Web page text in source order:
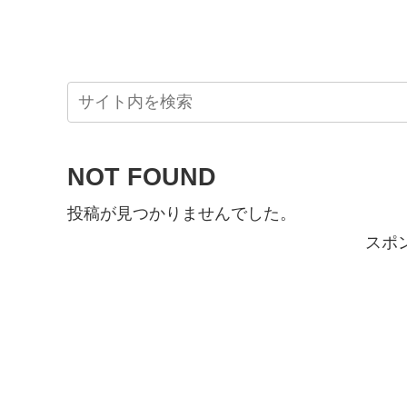
NOT FOUND
投稿が見つかりませんでした。
スポ